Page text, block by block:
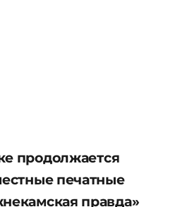
продолжается
печатные
правда»